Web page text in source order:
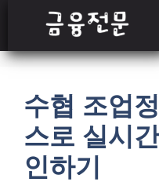
content
수협 조업
스로 실시
인하기